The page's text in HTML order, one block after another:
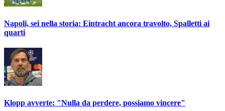
Napoli, sei nella storia: Eintracht ancora travolto, Spalletti ai
quarti
Klopp avverte: "Nulla da perdere, possiamo vincere"